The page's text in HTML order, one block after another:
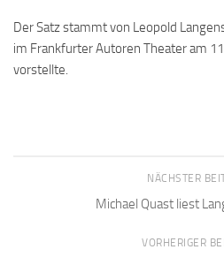
Der Satz stammt von Leopold
im Frankfurter Autoren Theater am
vorstellte.
NÄCHSTER
Michael Quast liest
VORHERIGER